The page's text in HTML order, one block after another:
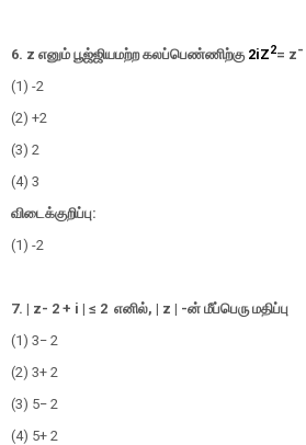
6. z எனும் பூஜ்ஜியமற்ற கலப்பெண்ணிற்கு 2iZ2= z¯
(1) -2
(2) +2
(3) 2
(4) 3
விடைக்குறிப்பு:
(1) -2
7. | z- 2 + i | ≤ 2 எனில், | z | -ன் மீப்பெரு மதிப்பு
(1) 3− 2
(2) 3+ 2
(3) 5− 2
(4) 5+ 2